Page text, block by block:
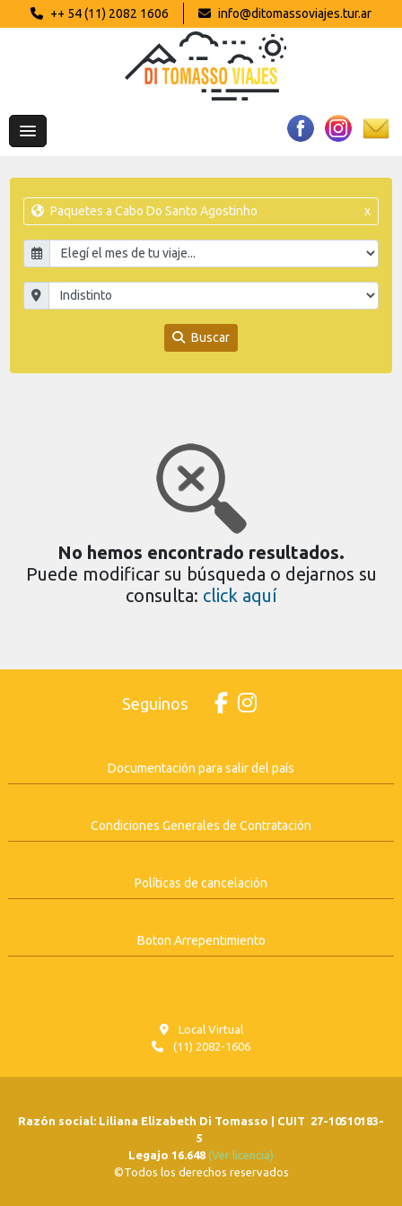
++ 54 (11) 2082 1606 info@ditomassoviajes.tur.ar
Paquetes a Cabo Do Santo Agostinho x
Buscar
No hemos encontrado resultados.
Puede modificar su búsqueda o dejarnos su
consulta: click aquí
Seguinos
Documentación para salir del país
Condiciones Generales de Contratación
Políticas de cancelación
Boton Arrepentimiento
Local Virtual
(11) 2082-1606
Razón social: Liliana Elizabeth Di Tomasso | CUIT 27-10510183-
5
Legajo 16.648 (Ver licencia)
©Todos los derechos reservados